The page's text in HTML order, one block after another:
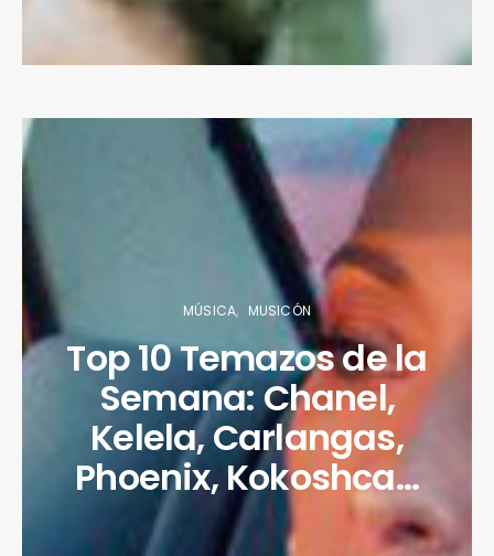
MÚSICA MUSICÓN
Top 10 Temazos de la
Semana: Chanel,
Kelela, Carlangas,
Phoenix, Kokoshca…